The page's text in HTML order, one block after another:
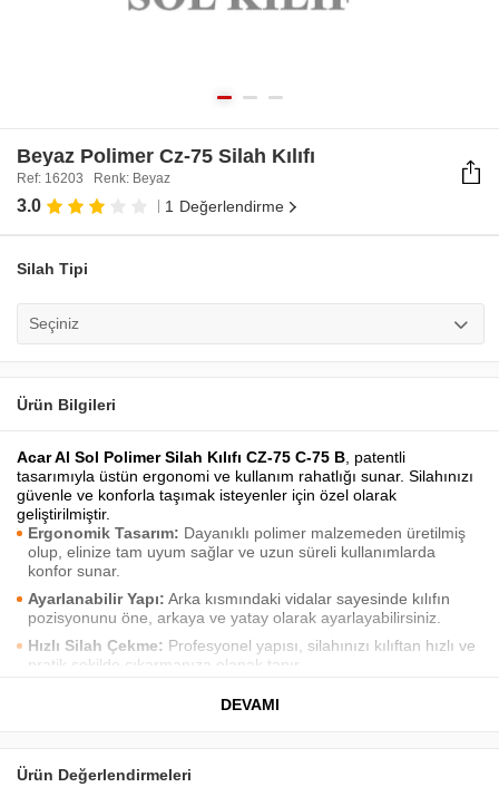
Beyaz Polimer Cz-75 Silah Kılıfı
Ref: 16203 Renk: Beyaz
3.0 1 Değerlendirme
Silah Tipi
Seçiniz
Ürün Bilgileri
Acar Al Sol Polimer Silah Kılıfı CZ-75 C-75 B, patentli
tasarımıyla üstün ergonomi ve kullanım rahatlığı sunar. Silahınızı
güvenle ve konforla taşımak isteyenler için özel olarak
geliştirilmiştir.
Ergonomik Tasarım: Dayanıklı polimer malzemeden üretilmiş
olup, elinize tam uyum sağlar ve uzun süreli kullanımlarda
konfor sunar.
Ayarlanabilir Yapı: Arka kısmındaki vidalar sayesinde kılıfın
pozisyonunu öne, arkaya ve yatay olarak ayarlayabilirsiniz.
Hızlı Silah Çekme: Profesyonel yapısı, silahınızı kılıftan hızlı ve
pratik şekilde çıkarmanıza olanak tanır.
sayesinde, hareket anında silahınız kılıftan düşmez ve
dönebilen yapıya sahiptir; böylece silahınızı istediğiniz açıda
DEVAMI
Ürün Değerlendirmeleri